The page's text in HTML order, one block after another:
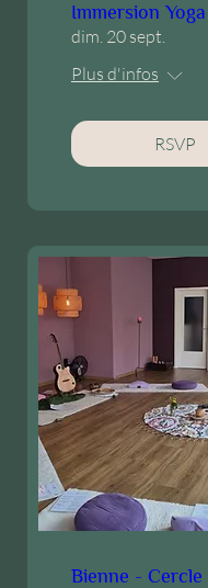
Immersion
dim. 20 sept.
Plus d'infos
RSVP
Bienne - Cercle